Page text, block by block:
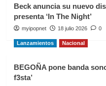
Beck anuncia su nuevo
presenta ‘In The Night’
myipopnet 18 julio 2026 0
Lanzamientos Nacional
BEGOÑA pone banda
f3sta’